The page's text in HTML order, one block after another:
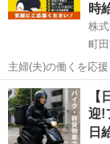
時
株
町
主婦(夫)の働くを応援！ [勤務日数]： 週2
08:00~15:00/
東京 町田市
【
迎!
日